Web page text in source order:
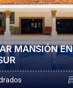
MANSIÓN EN